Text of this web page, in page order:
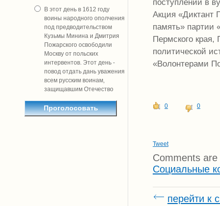
В этот день в 1612 году
воины народного ополчения
под предводительством
Кузьмы Минина и Дмитрия
Пожарского освободили
Москву от польских
интервентов. Этот день -
повод отдать дань уважения
всем русским воинам,
защищавшим Отечество
Акция «Диктант
память» партии
Пермского
политической
«Волонтерами
0 0
Tweet
Comments are
Социальные
перейти к